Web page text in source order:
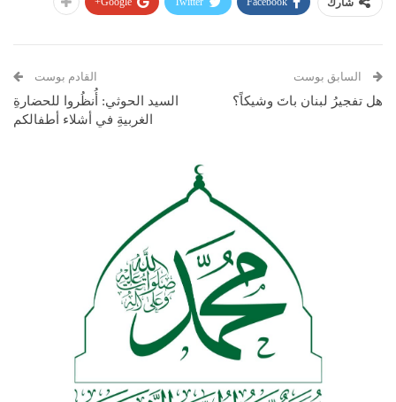
شارك
السابق بوست
هل تفجيرُ لبنان باتَ وشيكاً؟
القادم بوست
السيد الحوثي: أُنظُروا للحضارةِ
الغربيةِ في أشلاء أطفالكم